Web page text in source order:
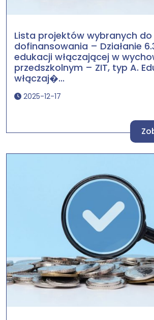
Lista projektów wybranych do
dofinansowania – Działanie
edukacji włączającej w
przedszkolnym – ZIT, typ A.
włączaj�...
2025-12-17